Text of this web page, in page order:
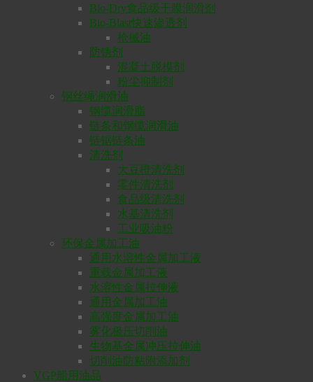
Bio-Dry食品级干膜润滑剂
Bio-Blast快速渗透剂
枪械油
防锈剂
混凝土脱模剂
粉尘抑制剂
钢丝绳润滑油
钢缆润滑脂
链条和钢缆润滑油
链锯链条油
清洗剂
大豆橙清洗剂
零件清洗剂
食品级清洗剂
水基清洗剂
工业吸油粉
环保金属加工油
通用水溶性金属加工液
重载金属加工液
水溶性金属拉伸液
通用金属加工油
高强度金属加工油
雾化极压切削油
生物基金属冲压拉伸油
切削油防粘附添加剂
VGP船用油品